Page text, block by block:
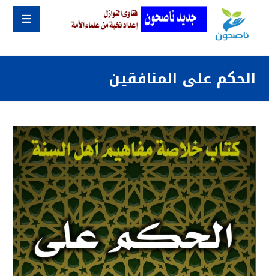
الحكم على المنافقين